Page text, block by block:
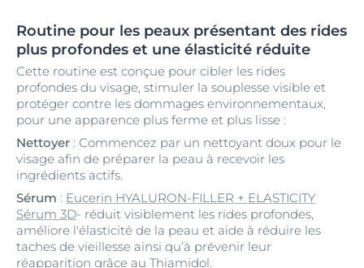
Routine pour les peaux présentant des rides
plus profondes et une élasticité réduite
Cette routine est conçue pour cibler les rides
profondes du visage, stimuler la souplesse visible et
protéger contre les dommages environnementaux,
pour une apparence plus ferme et plus lisse :
Nettoyer : Commencez par un nettoyant doux pour le
visage afin de préparer la peau à recevoir les
ingrédients actifs.
Sérum : Eucerin HYALURON-FILLER + ELASTICITY
Sérum 3D- réduit visiblement les rides profondes,
améliore l'élasticité de la peau et aide à réduire les
taches de vieillesse ainsi qu’à prévenir leur
réapparition grâce au Thiamidol.